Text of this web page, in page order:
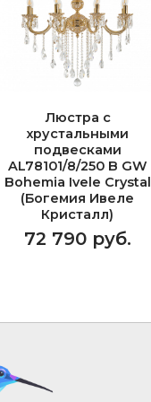
Люстра с
хрустальными
подвесками
AL78101/8/250 B GW
Bohemia Ivele Crystal
(Богемия Ивеле
Кристалл)
72 790 руб.